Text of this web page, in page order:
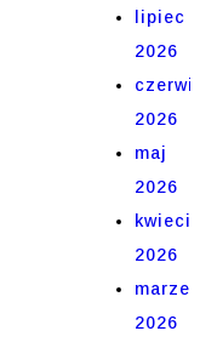
lipiec
2026
2026
maj
2026
2026
marzec
2026